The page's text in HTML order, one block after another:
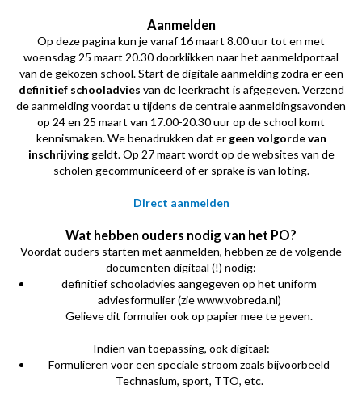
Aanmelden
Op deze pagina kun je vanaf 16 maart 8.00 uur tot en met
woensdag 25 maart 20.30 doorklikken naar het aanmeldportaal
van de gekozen school. Start de digitale aanmelding zodra er een
definitief schooladvies van de leerkracht is afgegeven. Verzend
de aanmelding voordat u tijdens de centrale aanmeldingsavonden
op 24 en 25 maart van 17.00-20.30 uur op de school komt
kennismaken. We benadrukken dat er geen volgorde van
inschrijvinggeldt. Op 27 maart wordt op de websites van de
scholen gecommuniceerd of er sprake is van loting.
Direct aanmelden
Wat hebben ouders nodig van het PO?
Voordat ouders starten met aanmelden, hebben ze de volgende
documenten digitaal (!) nodig:
definitief schooladvies aangegeven op het uniform
adviesformulier (zie www.vobreda.nl)
Gelieve dit formulier ook op papier mee te geven.
Indien van toepassing, ook digitaal:
Formulieren voor een speciale stroom zoals bijvoorbeeld
Technasium, sport, TTO, etc.